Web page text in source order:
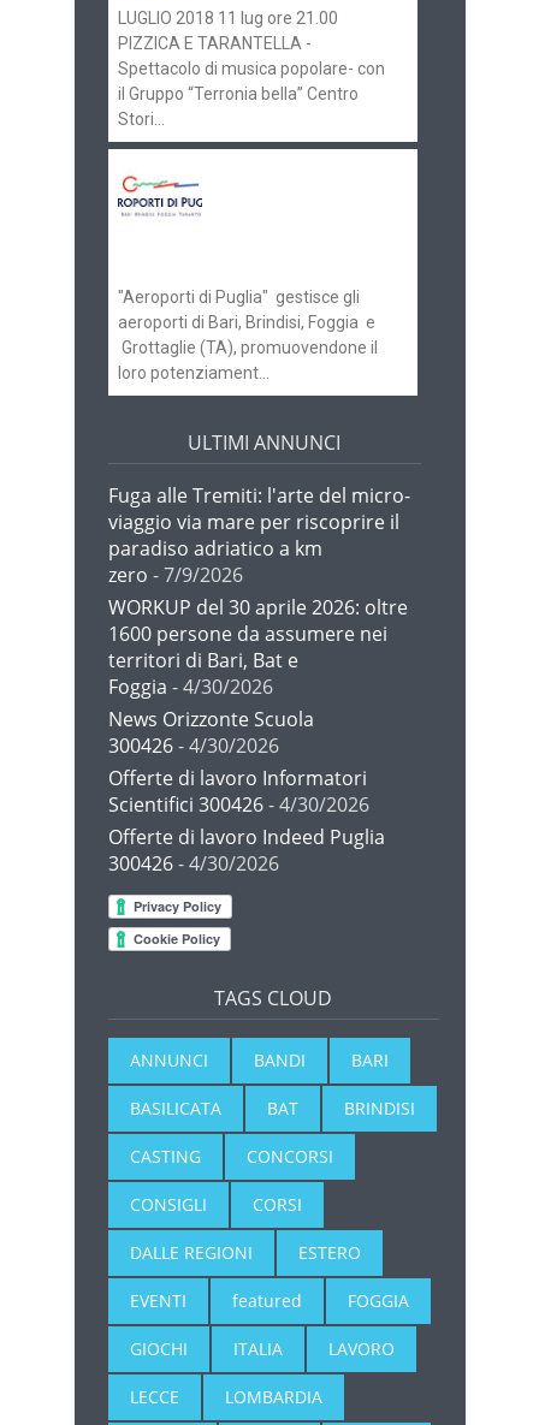
LUGLIO 2018 11 lug ore 21.00
PIZZICA E TARANTELLA -
Spettacolo di musica popolare- con
il Gruppo “Terronia bella” Centro
Stori...
"Aeroporti di Puglia" gestisce gli
aeroporti di Bari, Brindisi, Foggia e
Grottaglie (TA), promuovendone il
loro potenziament...
ULTIMI ANNUNCI
Fuga alle Tremiti: l'arte del micro-
viaggio via mare per riscoprire il
paradiso adriatico a km
zero - 7/9/2026
WORKUP del 30 aprile 2026: oltre
1600 persone da assumere nei
territori di Bari, Bat e
Foggia - 4/30/2026
News Orizzonte Scuola
300426- 4/30/2026
Offerte di lavoro Informatori
Scientifici 300426- 4/30/2026
Offerte di lavoro Indeed Puglia
300426- 4/30/2026
TAGS CLOUD
ANNUNCI BANDI BARI
BASILICATA BAT BRINDISI
CASTING CONCORSI
CONSIGLI CORSI
DALLE REGIONI ESTERO
EVENTI featured FOGGIA
GIOCHI ITALIA LAVORO
LECCE LOMBARDIA